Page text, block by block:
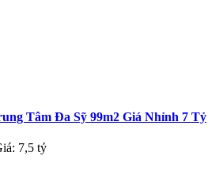
Tâm Đa Sỹ 99m2 Giá Nhỉnh 7 Tỷ
7,5 tỷ